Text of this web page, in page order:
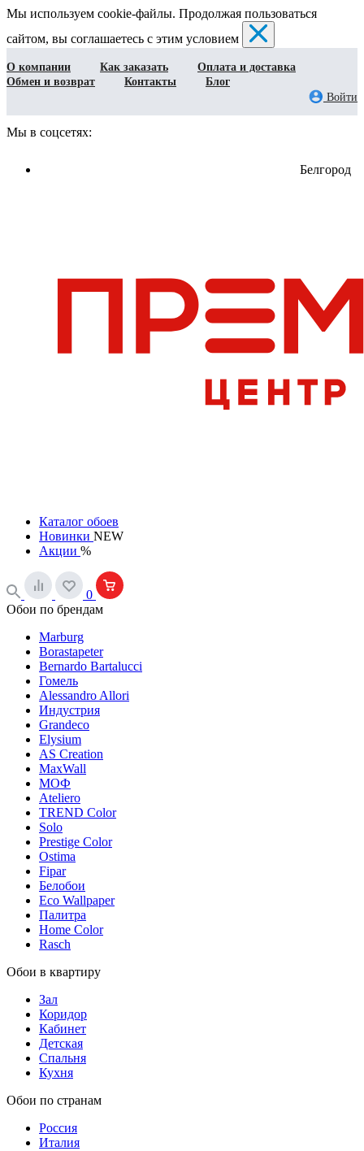
Мы используем cookie-файлы. Продолжая пользоваться
сайтом, вы соглашаетесь с этим условием
О компании Как заказать
Оплата и доставка
Обмен и возврат
Контакты
Блог
Войти
Мы в соцсетях:
Белгород
Каталог обоев
Новинки NEW
Акции %
0
Обои по брендам
Marburg
Borastapeter
Bernardo Bartalucci
Гомель
Alessandro Allori
Индустрия
Grandeco
Elysium
AS Creation
MaxWall
МОФ
Ateliero
TREND Color
Solo
Prestige Color
Ostima
Fipar
Белобои
Eco Wallpaper
Палитра
Home Color
Rasch
Обои в квартиру
Зал
Коридор
Кабинет
Детская
Спальня
Кухня
Обои по странам
Россия
Италия